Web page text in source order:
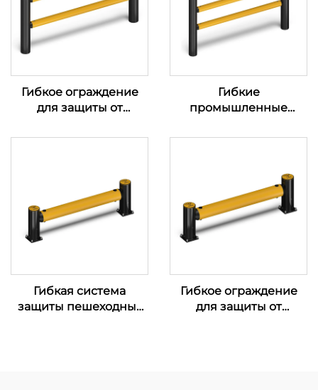
Гибкое ограждение
для защиты от
Гибкие
промышленные
Гибкая система
защиты пешеходных
Гибкое ограждение
для защиты от